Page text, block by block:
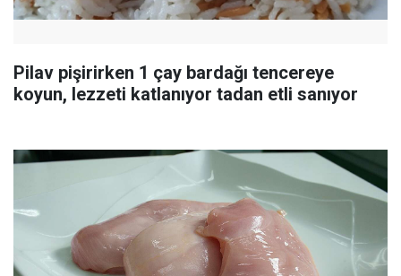
Pilav pişirirken 1 çay bardağı tencereye
koyun, lezzeti katlanıyor tadan etli sanıyor